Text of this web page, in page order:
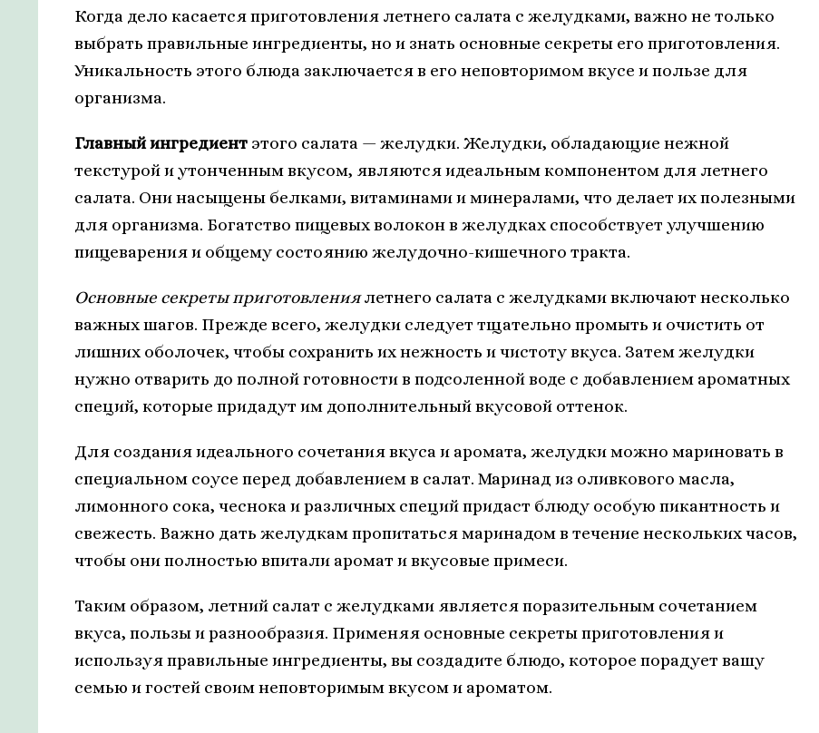
Когда дело касается приготовления летнего салата с желудками, важно не только
выбрать правильные ингредиенты, но и знать основные секреты его приготовления.
Уникальность этого блюда заключается в его неповторимом вкусе и пользе для
организма.
Главный ингредиент этого салата — желудки. Желудки, обладающие нежной
текстурой и утонченным вкусом, являются идеальным компонентом для летнего
салата. Они насыщены белками, витаминами и минералами, что делает их полезными
для организма. Богатство пищевых волокон в желудках способствует улучшению
пищеварения и общему состоянию желудочно-кишечного тракта.
Основные секреты приготовлениялетнего салата с желудками включают несколько
важных шагов. Прежде всего, желудки следует тщательно промыть и очистить от
лишних оболочек, чтобы сохранить их нежность и чистоту вкуса. Затем желудки
нужно отварить до полной готовности в подсоленной воде с добавлением ароматных
специй, которые придадут им дополнительный вкусовой оттенок.
Для создания идеального сочетания вкуса и аромата, желудки можно мариновать в
специальном соусе перед добавлением в салат. Маринад из оливкового масла,
лимонного сока, чеснока и различных специй придаст блюду особую пикантность и
свежесть. Важно дать желудкам пропитаться маринадом в течение нескольких часов,
чтобы они полностью впитали аромат и вкусовые примеси.
Таким образом, летний салат с желудками является поразительным сочетанием
вкуса, пользы и разнообразия. Применяя основные секреты приготовления и
используя правильные ингредиенты, вы создадите блюдо, которое порадует вашу
семью и гостей своим неповторимым вкусом и ароматом.